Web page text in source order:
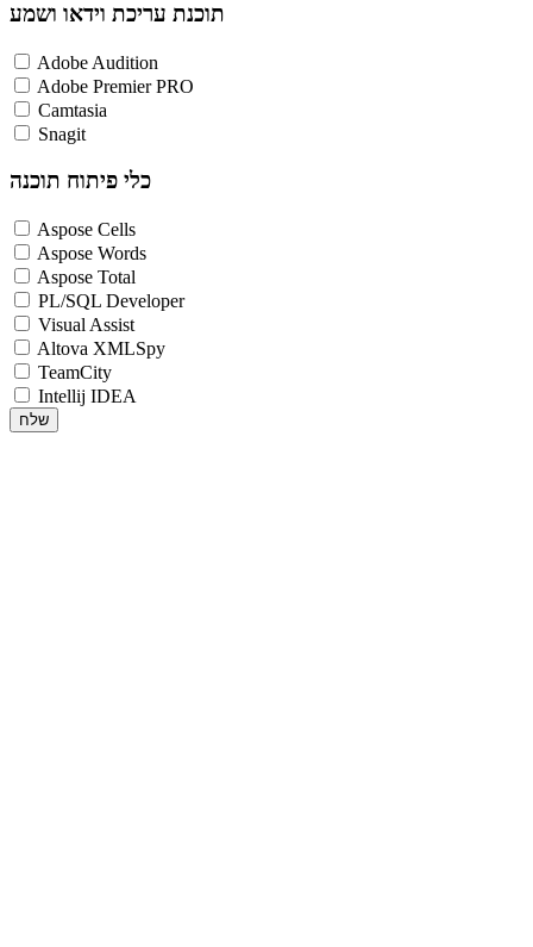
תוכנת עריכת וידאו ושמע
Adobe Audition
Adobe Premier PRO
Camtasia
Snagit
כלי פיתוח תוכנה
Aspose Cells
Aspose Words
Aspose Total
PL/SQL Developer
Visual Assist
Altova XMLSpy
TeamCity
Intellij IDEA